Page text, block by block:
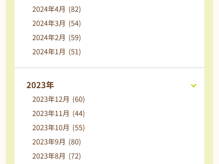
2024年4月 (82)
2024年3月 (54)
2024年2月 (59)
2024年1月 (51)
2023年
2023年12月 (60)
2023年11月 (44)
2023年10月 (55)
2023年9月 (80)
2023年8月 (72)